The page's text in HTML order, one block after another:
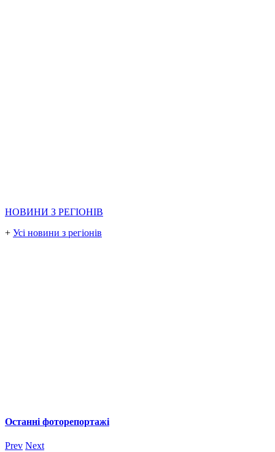
НОВИНИ З РЕГІОНІВ
+ Усі новини з регіонів
Останні фоторепортажі
Prev Next